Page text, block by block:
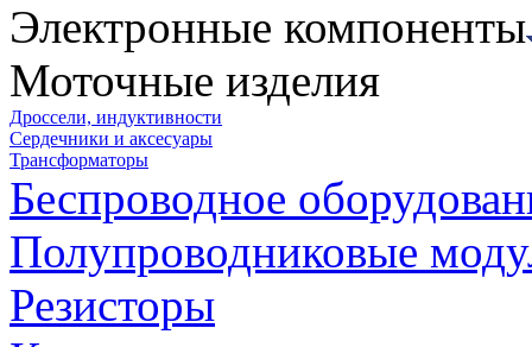
Электронные компоненты
Моточные изделия
Дроссели, индуктивности
Сердечники и аксесуары
Трансформаторы
Беспроводное
Полупроводниковые
Резисторы